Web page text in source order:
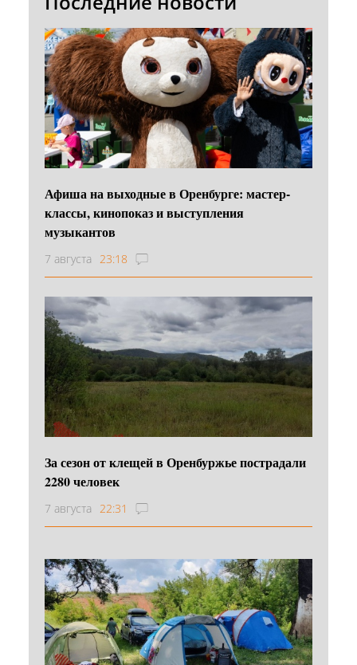
Афиша на выходные в Оренбурге: мастер-
классы, кинопоказ и выступления
музыкантов
7 августа 23:18
За сезон от клещей в Оренбуржье пострадали
2280 человек
7 августа 22:31